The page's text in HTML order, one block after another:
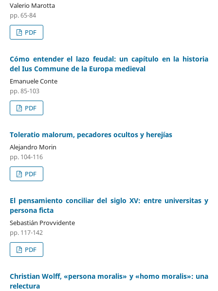
Valerio Marotta
pp. 65-84
PDF
Cómo entender el lazo feudal: un capítulo en la historia
del Ius Commune de la Europa medieval
Emanuele Conte
pp. 85-103
PDF
Toleratio malorum, pecadores ocultos y herejías
Alejandro Morin
pp. 104-116
PDF
El pensamiento conciliar del siglo XV: entre universitas y
persona ficta
Sebastián Provvidente
pp. 117-142
PDF
Christian Wolff, «persona moralis» y «homo moralis»: una
relectura